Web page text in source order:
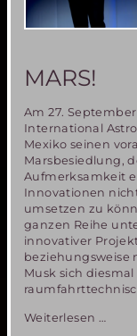
MARS!
Am 27.
International
Mexiko seinen
Marsbesiedlung,
Aufmerksamkeit
Innovationen
umsetzen zu
ganzen Reihe
innovativer
beziehungsweise
Musk sich
Weiterlesen …